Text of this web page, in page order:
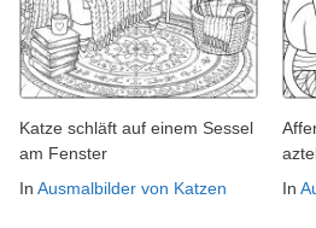
Katze schläft auf einem Sessel
am Fenster
In Ausmalbilder von Katzen
In